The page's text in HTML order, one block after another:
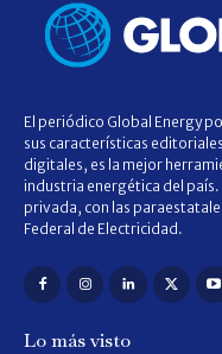
El periódico Global Energy
sus características
digitales, es la mejor
industria energética del
privada, con las
Federal de Electricidad.
Lo más visto